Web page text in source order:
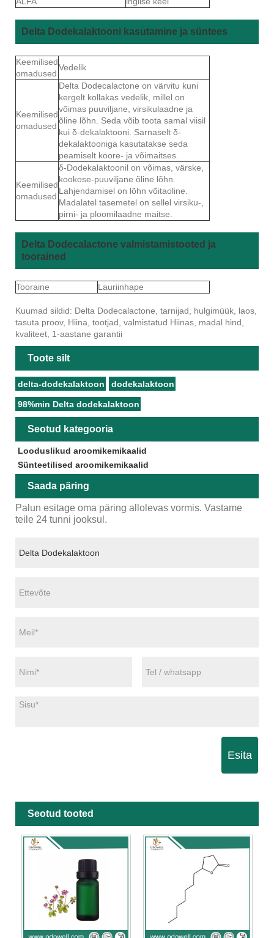
Delta Dodekalaktooni kasutamine ja süntees
Keemilised
omadused
Vedelik
Keemilised
omadused
Delta Dodecalactone on värvitu kuni
kergelt kollakas vedelik, millel on
võimas puuviljane, virsikulaadne ja
õline lõhn. Seda võib toota samal viisil
kui δ-dekalaktooni. Sarnaselt δ-
dekalaktooniga kasutatakse seda
peamiselt koore- ja võimaitses.
Keemilised
omadused
δ-Dodekalaktoonil on võimas, värske,
kookose-puuviljane õline lõhn.
Lahjendamisel on lõhn võitaoline.
Madalatel tasemetel on sellel virsiku-,
pirni- ja ploomilaadne maitse.
Delta Dodecalactone valmistamistooted ja
toorained
Tooraine Lauriinhape
Kuumad sildid: Delta Dodecalactone, tarnijad, hulgimüük, laos,
tasuta proov, Hiina, tootjad, valmistatud Hiinas, madal hind,
kvaliteet, 1-aastane garantii
Toote silt
delta-dodekalaktoon dodekalaktoon
98%min Delta dodekalaktoon
Seotud kategooria
Looduslikud aroomikemikaalid
Sünteetilised aroomikemikaalid
Saada päring
Palun esitage oma päring allolevas vormis. Vastame
teile 24 tunni jooksul.
Esita
Seotud tooted